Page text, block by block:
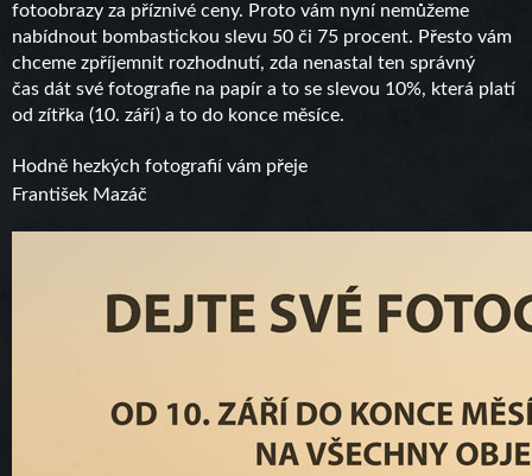
fotoobrazy za příznivé ceny. Proto vám nyní nemůžeme
nabídnout bombastickou slevu 50 či 75 procent. Přesto vám
chceme zpříjemnit rozhodnutí, zda nenastal ten správný
čas dát své fotografie na papír a to se slevou 10%, která platí
od zítřka (10. září) a to do konce měsíce.
Hodně hezkých fotografií vám přeje
František Mazáč